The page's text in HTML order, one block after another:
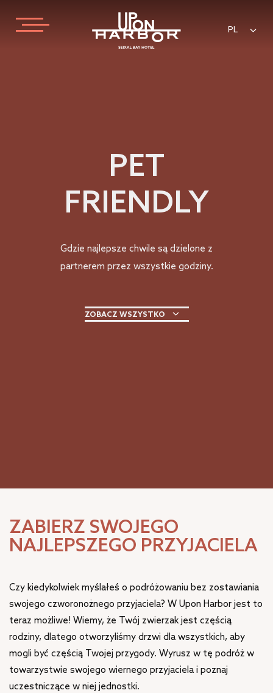
PL
PET
FRIENDLY
Gdzie najlepsze chwile są dzielone z
partnerem przez wszystkie godziny.
ZOBACZ WSZYSTKO
ZABIERZ SWOJEGO
NAJLEPSZEGO PRZYJACIELA
Czy kiedykolwiek myślałeś o podróżowaniu bez zostawiania
swojego czworonożnego przyjaciela? W Upon Harbor jest to
teraz możliwe! Wiemy, że Twój zwierzak jest częścią
rodziny, dlatego otworzyliśmy drzwi dla wszystkich, aby
mogli być częścią Twojej przygody. Wyrusz w tę podróż w
towarzystwie swojego wiernego przyjaciela i poznaj
uczestniczące w niej jednostki.